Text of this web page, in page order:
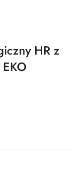
HR z